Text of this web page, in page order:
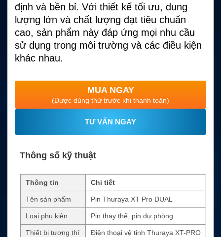
định và bền bỉ. Với thiết kế tối ưu, dung
lượng lớn và chất lượng đạt tiêu chuẩn
cao, sản phẩm này đáp ứng mọi nhu cầu
sử dụng trong môi trường và các điều kiện
khác nhau.
MUA NGAY
(Được dùng thử trước khi thanh toán)
TƯ VẤN NGAY
Thông số kỹ thuật
Thông tin Chi tiết
Tên sản phẩm Pin Thuraya XT Pro DUAL
Loại phụ kiện Pin thay thế, pin dự phòng
Thiết bị tương thí
Điện thoại vệ tinh Thuraya XT-PRO